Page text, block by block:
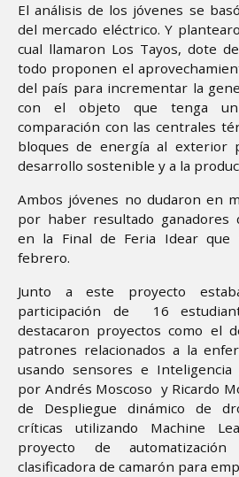
El análisis de los jóvenes se
del mercado eléctrico. Y
cual llamaron Los Tayos, dote
todo proponen el
del país para incrementar la
con el objeto que tenga
comparación con las centrales
bloques de energía al exterior
desarrollo sostenible y a la
Ambos jóvenes no dudaron en
por haber resultado ganadores
en la Final de Feria Idear
febrero.
Junto a este proyecto
participación de 16
destacaron proyectos como el
patrones relacionados a la
usando sensores e Inteligencia
por Andrés Moscoso y Ricardo
de Despliegue dinámico de
críticas utilizando Machine
proyecto de
clasificadora de camarón para